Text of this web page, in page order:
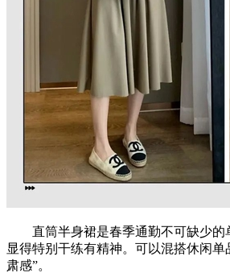
直筒半身裙是春季通勤不可缺少的
显得特别干练有精神。可以混搭休闲单
肃感”。